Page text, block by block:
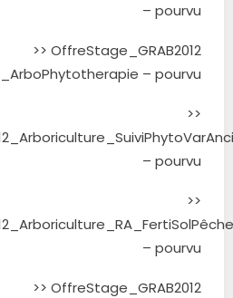
– pourvu
>> OffreStage_GRAB2012
– pourvu
>>
– pourvu
>>
– pourvu
>> OffreStage_GRAB2012